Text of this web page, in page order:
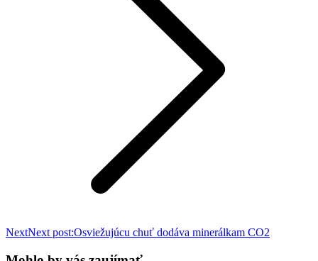
NextNext post:Osviežujúcu chuť dodáva minerálkam CO2